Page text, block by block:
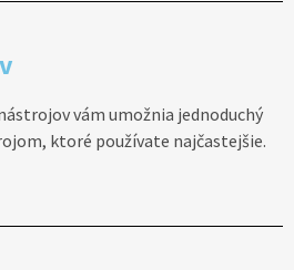
vám umožnia jednoduchý
ktoré používate najčastejšie.